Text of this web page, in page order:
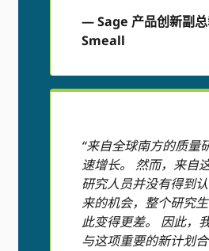
— Sage 产品创新副
Smeall
“来自全球南方的质量
速增长。 然而，来自
研究人员并没有得到
来的机会，整个研究
此变得更差。 因此，
与这项重要的新计划